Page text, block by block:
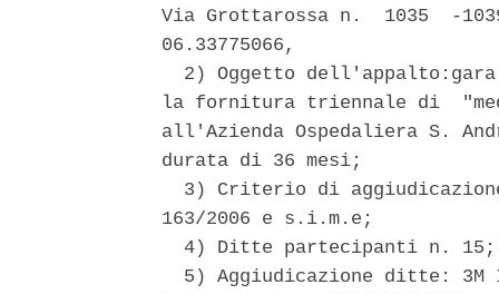
Via Grottarossa n.  1035  -
06.33775066,
2) Oggetto
la fornitura triennale di
all'Azienda Ospedaliera S.
durata di 36 mesi;
3) Criterio di
163/2006 e s.i.m.e;
4) Ditte partecipanti n.
5) Aggiudicazione ditte: 3M